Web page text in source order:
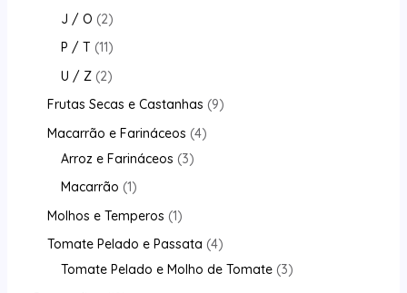
J / O 2
P / T 11
U / Z 2
Frutas Secas e Castanhas 9
Macarrão e Farináceos 4
Arroz e Farináceos 3
Macarrão 1
Molhos e Temperos 1
Tomate Pelado e Passata 4
Tomate Pelado e Molho de Tomate 3